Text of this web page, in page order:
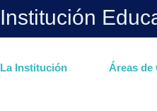
Institución
La Institución Áreas de